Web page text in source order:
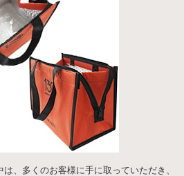
、多くのお客様に手に取っていただき、